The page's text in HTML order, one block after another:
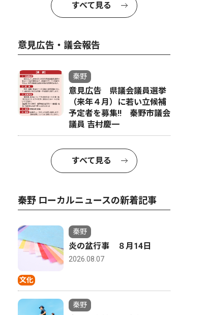
すべて見る
意見広告・議会報告
秦野
意見広告 県議会議員選挙
（来年４月）に若い立候補
予定者を募集‼ 秦野市議会
議員 吉村慶一
すべて見る
秦野 ローカルニュースの新着記事
文化
秦野
炎の盆行事 ８月14日
2026.08.07
秦野